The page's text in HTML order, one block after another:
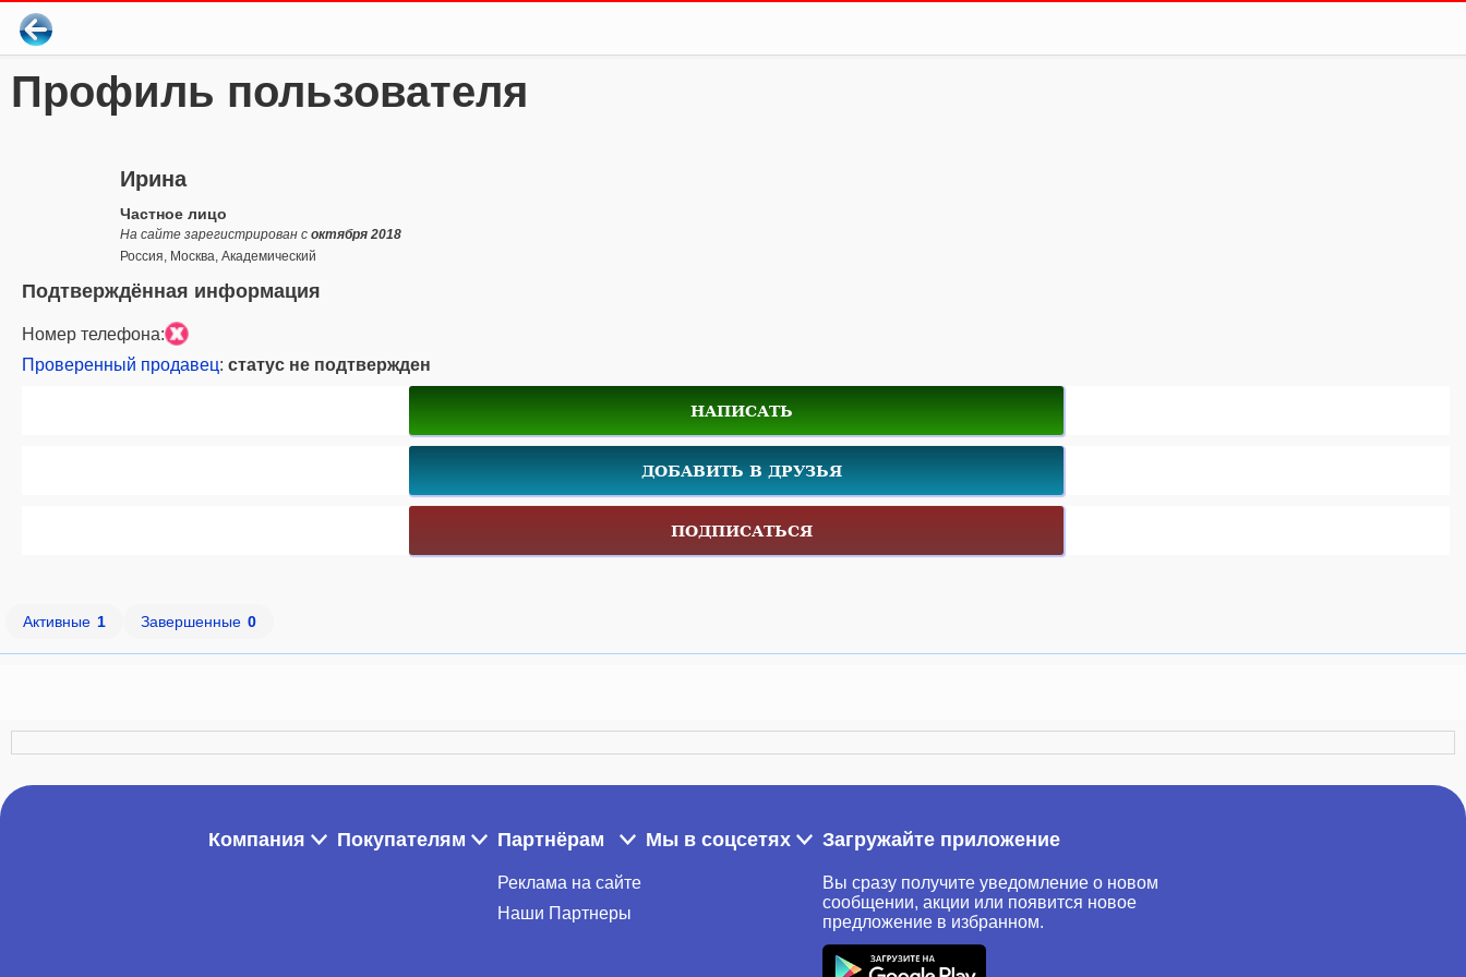
Профиль пользователя
Ирина
Частное лицо
На сайте зарегистрирован с октября 2018
Россия, Москва, Академический
Подтверждённая информация
Номер телефона:
Проверенный продавец: статус не подтвержден
НАПИСАТЬ
ДОБАВИТЬ В ДРУЗЬЯ
ПОДПИСАТЬСЯ
Активные 1 Завершенные 0
Компания Покупателям Партнёрам
Реклама на сайте
Наши Партнеры
Мы в соцсетях Загружайте приложение
Вы сразу получите уведомление о новом
сообщении, акции или появится новое
предложение в избранном.